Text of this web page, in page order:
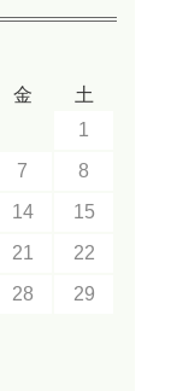
金
土
1
7
8
14
15
21
22
28
29